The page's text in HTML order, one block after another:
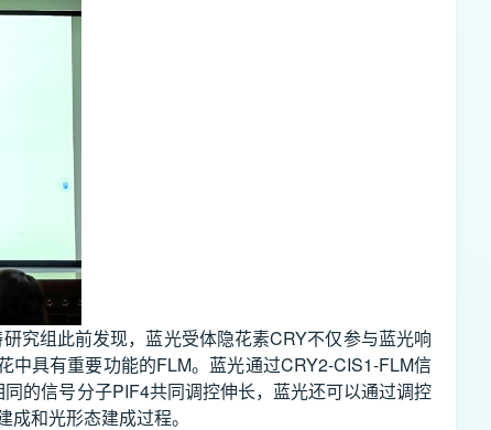
究组此前发现，蓝光受体隐花素CRY不仅参与蓝光响
具有重要功能的FLM。蓝光通过CRY2-CIS1-FLM信
的信号分子PIF4共同调控伸长，蓝光还可以通过调控
和光形态建成过程。